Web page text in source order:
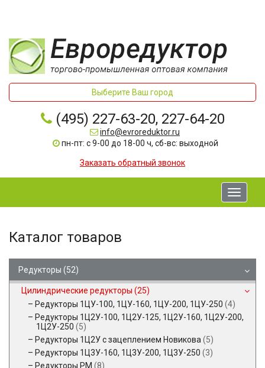
Выберите Ваш город
(495) 227-63-20, 227-64-20
info@evroreduktor.ru
пн-пт: с 9-00 до 18-00 ч, сб-вс: выходной
Заказать обратный звонок
Toggle
Каталог товаров
Редукторы (52)
Цилиндрические редукторы (25)
Редукторы 1ЦУ-100, 1ЦУ-160, 1ЦУ-200, 1ЦУ-250 (4)
Редукторы 1Ц2У-100, 1Ц2У-125, 1Ц2У-160, 1Ц2У-200,
1Ц2У-250 (5)
Редукторы 1Ц2У с зацеплением Новикова (5)
Редукторы 1Ц3У-160, 1Ц3У-200, 1Ц3У-250 (3)
Редукторы РМ (8)